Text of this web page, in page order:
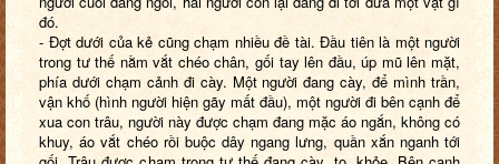
đó.
- Đợt dưới của kẻ cũng chạm nhiều đề tài. Đầu tiên là một người
trong tư thế nằm vắt chéo chân, gối tay lên đầu, úp mũ lên mặt,
phía dưới chạm cảnh đi cày. Một người đang cày, để mình trần,
vận khố (hình người hiện gãy mất đầu), một người đi bên cạnh để
xua con trâu, người này được chạm đang mặc áo ngắn, không có
khuy, áo vắt chéo rồi buộc dây ngang lưng, quần xắn nganh tới